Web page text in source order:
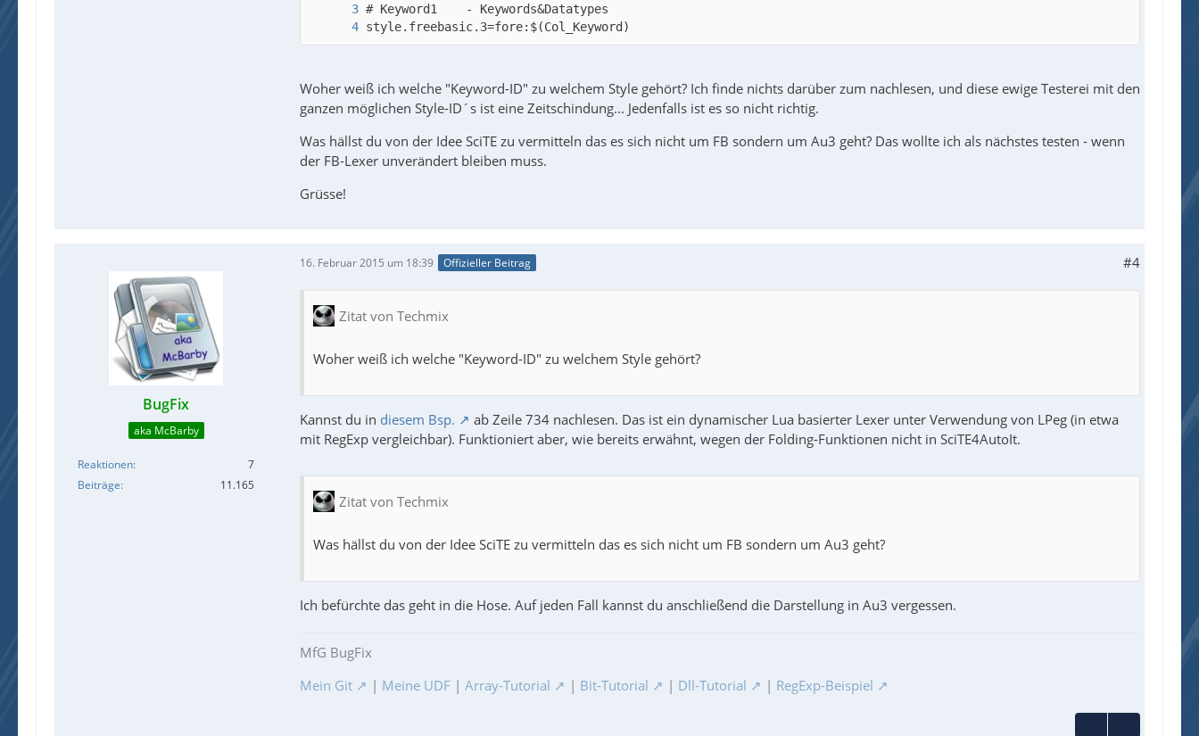
style.freebasic.3=fore:$(Col_Keyword)
Woher weiß ich welche "Keyword-ID" zu welchem Style gehört? Ich finde nichts darüber zum nachlesen, und diese ewige Testerei mit den
ganzen möglichen Style-ID´s ist eine Zeitschindung... Jedenfalls ist es so nicht richtig.
Was hällst du von der Idee SciTE zu vermitteln das es sich nicht um FB sondern um Au3 geht? Das wollte ich als nächstes testen - wenn
der FB-Lexer unverändert bleiben muss.
Grüsse!
BugFix
aka McBarby
Reaktionen
7
Beiträge
11.165
16. Februar 2015 um 18:39 Offizieller Beitrag #4
Zitat von Techmix
Woher weiß ich welche "Keyword-ID" zu welchem Style gehört?
Kannst du in diesem Bsp.
ab Zeile 734 nachlesen. Das ist ein dynamischer Lua basierter Lexer unter Verwendung von LPeg (in etwa
mit RegExp vergleichbar). Funktioniert aber, wie bereits erwähnt, wegen der Folding-Funktionen nicht in SciTE4AutoIt.
Zitat von Techmix
Was hällst du von der Idee SciTE zu vermitteln das es sich nicht um FB sondern um Au3 geht?
Ich befürchte das geht in die Hose. Auf jeden Fall kannst du anschließend die Darstellung in Au3 vergessen.
MfG BugFix
Mein Git
| Meine UDF | Array-Tutorial | Bit-Tutorial | Dll-Tutorial | RegExp-Beispiel